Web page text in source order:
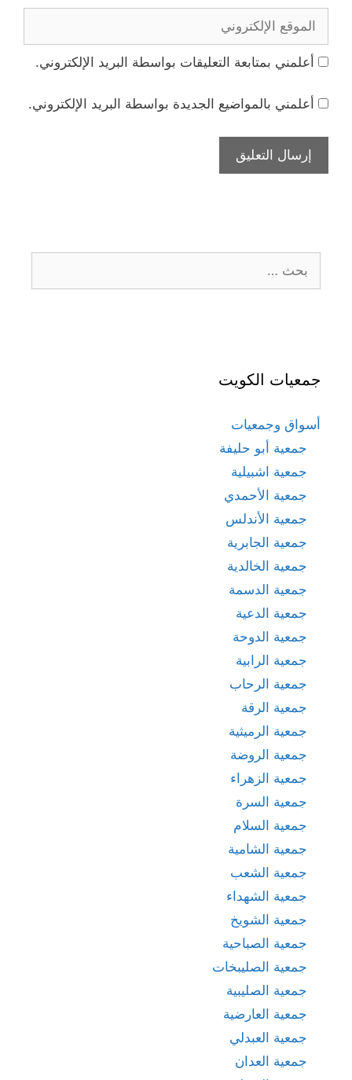
الإلكتروني
أعلمني بمتابعة التعليقات بواسطة البريد الإلكتروني.
أعلمني بالمواضيع الجديدة بواسطة البريد الإلكتروني.
عن:
جمعيات الكويت
أسواق وجمعيات
جمعية أبو حليفة
جمعية اشبيلية
جمعية الأحمدي
جمعية الأندلس
جمعية الجابرية
جمعية الخالدية
جمعية الدسمة
جمعية الدعية
جمعية الدوحة
جمعية الرابية
جمعية الرحاب
جمعية الرقة
جمعية الرميثية
جمعية الروضة
جمعية الزهراء
جمعية السرة
جمعية السلام
جمعية الشامية
جمعية الشعب
جمعية الشهداء
جمعية الشويخ
جمعية الصباحية
جمعية الصليبخات
جمعية الصليبية
جمعية العارضية
جمعية العبدلي
جمعية العدان